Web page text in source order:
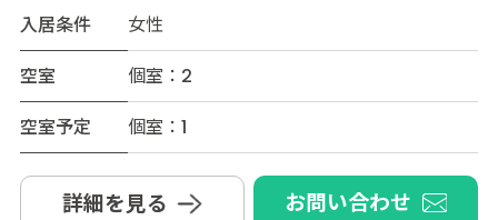
入居条件
女性
空室
個室：2
空室予定
個室：1
詳細を見る お問い合わせ